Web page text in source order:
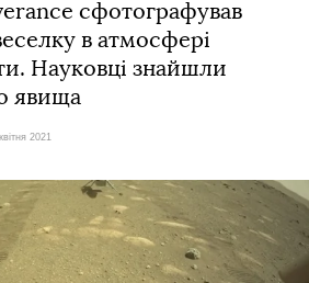
сфотографував
в атмосфері
Науковці знайшли
явища
2021